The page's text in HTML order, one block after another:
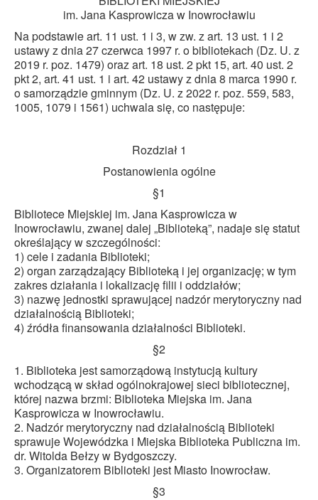
im. Jana Kasprowicza w Inowrocławiu
Na podstawie art. 11 ust. 1 i 3, w zw. z art. 13 ust. 1 i 2
ustawy z dnia 27 czerwca 1997 r. o bibliotekach (Dz. U. z
2019 r. poz. 1479) oraz art. 18 ust. 2 pkt 15, art. 40 ust. 2
pkt 2, art. 41 ust. 1 i art. 42 ustawy z dnia 8 marca 1990 r.
o samorządzie gminnym (Dz. U. z 2022 r. poz. 559, 583,
1005, 1079 i 1561) uchwala się, co następuje:
Rozdział 1
Postanowienia ogólne
§1
Bibliotece Miejskiej im. Jana Kasprowicza w
Inowrocławiu, zwanej dalej „Biblioteką”, nadaje się statut
określający w szczególności:
1) cele i zadania Biblioteki;
2) organ zarządzający Biblioteką i jej organizację; w tym
zakres działania i lokalizację filii i oddziałów;
3) nazwę jednostki sprawującej nadzór merytoryczny nad
działalnością Biblioteki;
4) źródła finansowania działalności Biblioteki.
§2
1. Biblioteka jest samorządową instytucją kultury
wchodzącą w skład ogólnokrajowej sieci bibliotecznej,
której nazwa brzmi: Biblioteka Miejska im. Jana
Kasprowicza w Inowrocławiu.
2. Nadzór merytoryczny nad działalnością Biblioteki
sprawuje Wojewódzka i Miejska Biblioteka Publiczna im.
dr. Witolda Bełzy w Bydgoszczy.
3. Organizatorem Biblioteki jest Miasto Inowrocław.
§3